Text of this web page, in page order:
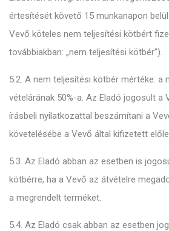
értesítését követő 15 munkanapon
Vevő köteles nem teljesítési kötbért
továbbiakban: „nem teljesítési kötbér”).
5.2. A nem teljesítési kötbér mértéke: a
vételárának 50%-a. Az Eladó jogosult a
írásbeli nyilatkozattal beszámítani a
követelésébe a Vevő által kifizetett
5.3. Az Eladó abban az esetben is
kötbérre, ha a Vevő az átvételre
a megrendelt terméket.
5.4. Az Eladó csak abban az esetben